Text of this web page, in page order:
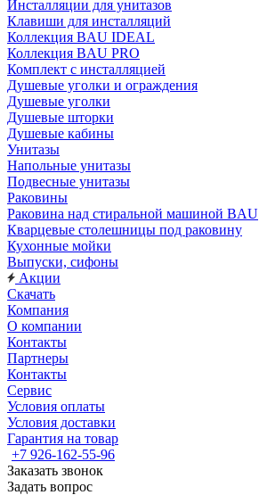
Инсталляции для унитазов
Клавиши для инсталляций
Коллекция BAU IDEAL
Коллекция BAU PRO
Комплект с инсталляцией
Душевые уголки и ограждения
Душевые уголки
Душевые шторки
Душевые кабины
Унитазы
Напольные унитазы
Подвесные унитазы
Раковины
Раковина над стиральной машиной BAU
Кварцевые столешницы под раковину
Кухонные мойки
Выпуски, сифоны
Акции
Скачать
Компания
О компании
Контакты
Партнеры
Контакты
Сервис
Условия оплаты
Условия доставки
Гарантия на товар
+7 926-162-55-96
Заказать звонок
Задать вопрос